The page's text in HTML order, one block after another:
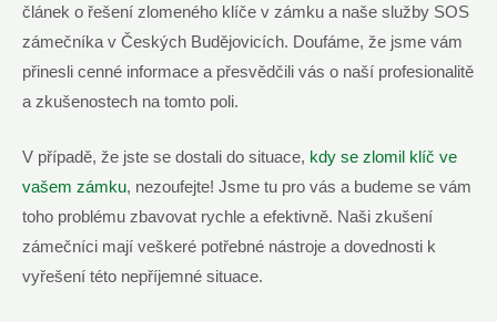
článek o řešení zlomeného klíče v zámku a naše služby SOS
zámečníka v Českých Budějovicích. Doufáme, že jsme vám
přinesli cenné informace a přesvědčili vás o naší profesionalitě
a zkušenostech na tomto poli.
V případě, že jste se dostali do situace, kdy se zlomil klíč ve
vašem zámku, nezoufejte! Jsme tu pro vás a budeme se vám
toho problému zbavovat rychle a efektivně. Naši zkušení
zámečníci mají veškeré potřebné nástroje a dovednosti k
vyřešení této nepříjemné situace.